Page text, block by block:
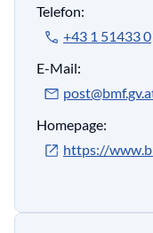
Telefon:
+43 1 51433 0
E-Mail:
Homepage:
https://